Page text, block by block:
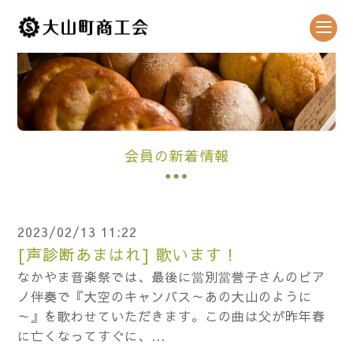
会員の新着情報
2023/02/13 11:22
[声診断あまはれ] 歌います！
なかやま音楽祭では、最後に當別當誉子さんのピア
ノ伴奏で『大空のキャンバス～あの大山のように
～』を歌わせていただきます。この曲は父が昨年春
に亡くなってすぐに、...